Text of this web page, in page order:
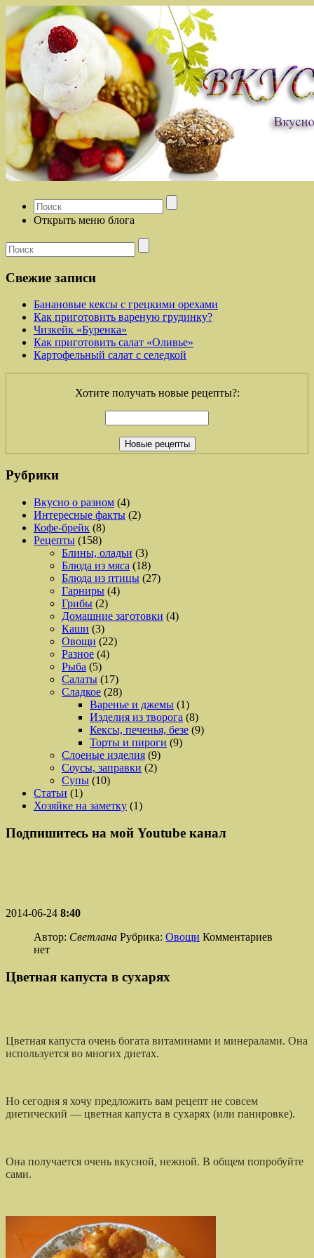
Открыть меню блога
Свежие записи
Банановые кексы с грецкими орехами
Как приготовить вареную грудинку?
Чизкейк «Буренка»
Как приготовить салат «Оливье»
Картофельный салат с селедкой
Хотите получать новые рецепты?:
Рубрики
Вкусно о разном (4)
Интересные факты (2)
Кофе-брейк (8)
Рецепты (158)
Блины, оладьи (3)
Блюда из мяса (18)
Блюда из птицы (27)
Гарниры (4)
Грибы (2)
Домашние заготовки (4)
Каши (3)
Овощи (22)
Разное (4)
Рыба (5)
Салаты (17)
Сладкое (28)
Варенье и джемы (1)
Изделия из творога (8)
Кексы, печенья, безе (9)
Торты и пироги (9)
Слоеные изделия (9)
Соусы, заправки (2)
Супы (10)
Статьи (1)
Хозяйке на заметку (1)
Подпишитесь на мой Youtube канал
2014-06-24 8:40
Автор: Светлана Рубрика: Овощи Комментариев
нет
Цветная капуста в сухарях
Цветная капуста очень богата витаминами и минералами. Она
используется во многих диетах.
Но сегодня я хочу предложить вам рецепт не совсем
диетический — цветная капуста в сухарях (или панировке).
Она получается очень вкусной, нежной. В общем попробуйте
сами.